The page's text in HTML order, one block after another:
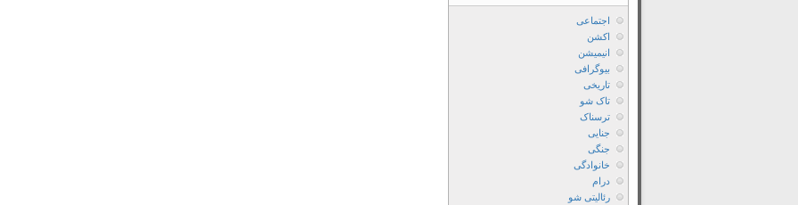
اجتماعی
اکشن
انیمیشن
بیوگرافی
تاریخی
تاک شو
ترسناک
جنایی
جنگی
خانوادگی
درام
رئالیتی شو